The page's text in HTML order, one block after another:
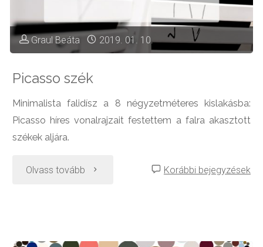
a
kislakás
felújítása"
Graul Beáta 2019. 01. 10.
Picasso szék
Minimalista falidísz a 8 négyzetméteres kislakásba:
Picasso híres vonalrajzait festettem a falra akasztott
székek aljára.
Olvass tovább "Picasso Korábbi bejegyzések